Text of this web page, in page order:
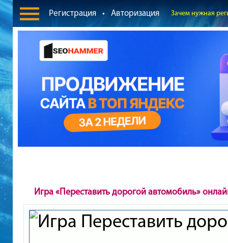
Регистрация • Авторизация Зачем нужная
Игра «Переставить дорогой автомобиль»